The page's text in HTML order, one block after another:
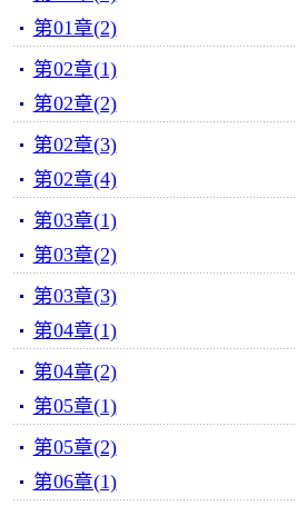
第01章(2)
第02章(1)
第02章(2)
第02章(3)
第02章(4)
第03章(1)
第03章(2)
第03章(3)
第04章(1)
第04章(2)
第05章(1)
第05章(2)
第06章(1)